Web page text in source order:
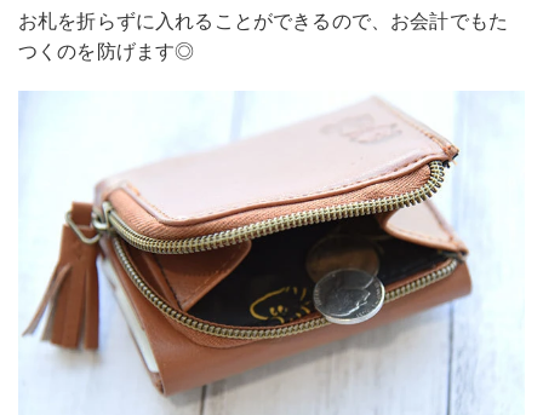
お札を折らずに入れることができるので、お会計でもた
つくのを防げます◎